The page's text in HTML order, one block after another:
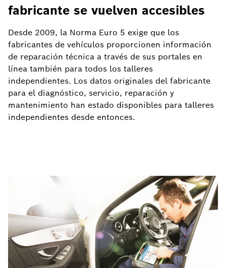
fabricante se vuelven accesibles
Desde 2009, la Norma Euro 5 exige que los
fabricantes de vehículos proporcionen información
de reparación técnica a través de sus portales en
línea también para todos los talleres
independientes. Los datos originales del fabricante
para el diagnóstico, servicio, reparación y
mantenimiento han estado disponibles para talleres
independientes desde entonces.